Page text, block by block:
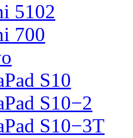
5102
700
S10
S10−2
S10−3T